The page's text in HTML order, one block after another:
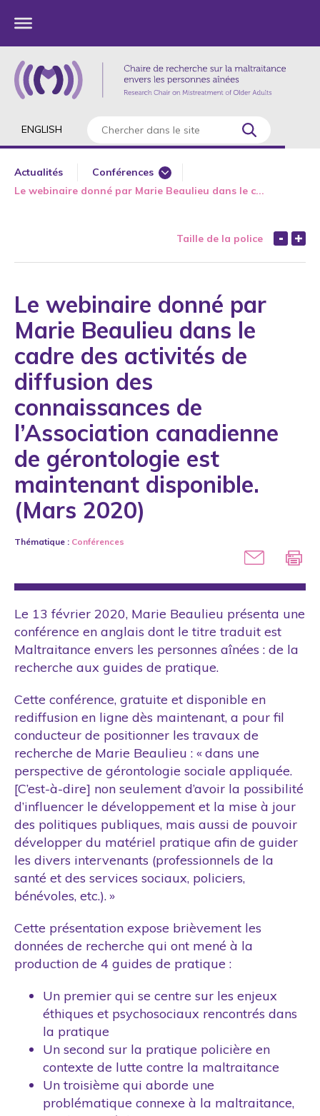
ENGLISH
Actualités
Conférences
Article scientifique
Conférence scientifique
COVID-19
Droits
Engagement scientifique
Étudiants
Formation
International
Intimidation
Loi
Maltraitance sexuelle
Outil
Partenaire
Politique publique
Projet de recherche
Rapport annuel
Séminaires
Sensibilisation
Site web
Le webinaire donné par Marie Beaulieu dans le c...
Taille de la police
Le webinaire donné par
Marie Beaulieu dans le
cadre des activités de
diffusion des
connaissances de
l’Association canadienne
de gérontologie est
maintenant disponible.
(Mars 2020)
Thématique : Conférences
Le 13 février 2020, Marie Beaulieu présenta une
conférence en anglais dont le titre traduit est
Maltraitance envers les personnes aînées : de la
recherche aux guides de pratique.
Cette conférence, gratuite et disponible en
rediffusion en ligne dès maintenant, a pour fil
conducteur de positionner les travaux de
recherche de Marie Beaulieu : « dans une
perspective de gérontologie sociale appliquée.
[C’est-à-dire] non seulement d’avoir la possibilité
d’influencer le développement et la mise à jour
des politiques publiques, mais aussi de pouvoir
développer du matériel pratique afin de guider
les divers intervenants (professionnels de la
santé et des services sociaux, policiers,
bénévoles, etc.). »
Cette présentation expose brièvement les
données de recherche qui ont mené à la
production de 4 guides de pratique :
Un premier qui se centre sur les enjeux
éthiques et psychosociaux rencontrés dans
la pratique
Un second sur la pratique policière en
contexte de lutte contre la maltraitance
Un troisième qui aborde une
problématique connexe à la maltraitance,